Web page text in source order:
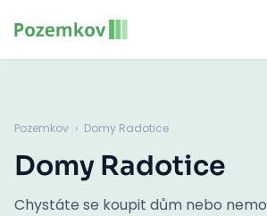
Pozemkov › Domy Radotice
Domy Radotice
Chystáte se koupit dům nebo